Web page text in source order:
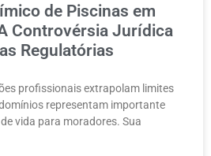
de Piscinas em
Controvérsia Jurídica
Regulatórias
profissionais extrapolam limites
representam importante
vida para moradores. Sua